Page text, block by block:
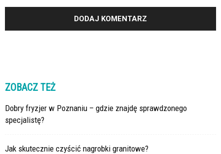
ZOBACZ TEŻ
Dobry fryzjer w Poznaniu – gdzie znajdę sprawdzonego
specjalistę?
Jak skutecznie czyścić nagrobki granitowe?